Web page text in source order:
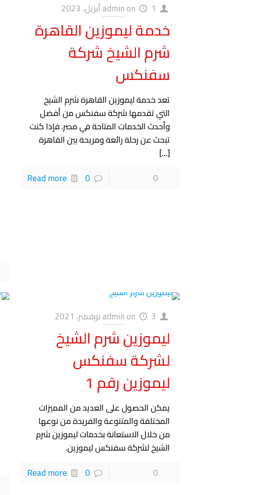
adminon 1 أبريل، 2023
خدمة ليموزين القاهرة
شرم الشيخ شركة
سفنكس
تعد خدمة ليموزين القاهرة شرم الشيخ
التي تقدمها شركة سفنكس من أفضل
وأحدث الخدمات المتاحة في مصر. فإذا كنت
تبحث عن رحلة رائعة ومريحة بين القاهرة
[…]
0
0
Read more
adminon 3 نوفمبر، 2021
ليموزين شرم الشيخ
لشركة سفنكس
ليموزين رقم 1
يمكن الحصول على العديد من المميزات
المختلفة والمتنوعة والفريدة من نوعها
من خلال الاستعانة بخدمات ليموزين شرم
الشيخ لشركة سفنكس ليموزين.
0
0
Read more